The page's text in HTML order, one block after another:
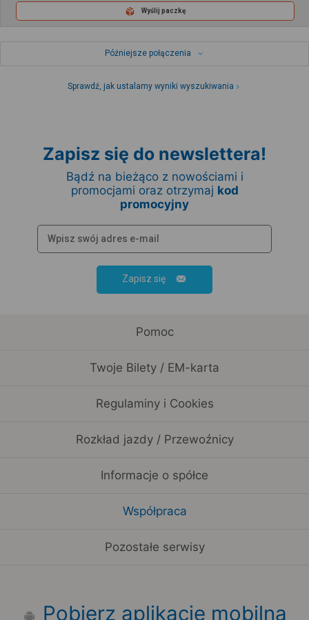
Wyślij paczkę
Późniejsze połączenia
Sprawdź, jak ustalamy wyniki wyszukiwania
Zapisz się do newslettera!
Bądź na bieżąco z nowościami i
promocjami oraz otrzymaj kod
promocyjny
Zapisz się
Pomoc
Twoje Bilety / EM-karta
Regulaminy i Cookies
Rozkład jazdy / Przewoźnicy
Informacje o spółce
Współpraca
Pozostałe serwisy
Pobierz aplikację mobilną